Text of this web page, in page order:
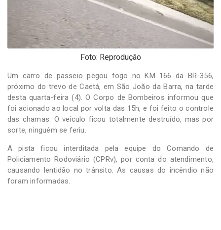
Foto: Reprodução
Um carro de passeio pegou fogo no KM 166 da BR-356,
próximo do trevo de Caetá, em São João da Barra, na tarde
desta quarta-feira (4). O Corpo de Bombeiros informou que
foi acionado ao local por volta das 15h, e foi feito o controle
das chamas. O veículo ficou totalmente destruído, mas por
sorte, ninguém se feriu.
A pista ficou interditada pela equipe do Comando de
Policiamento Rodoviário (CPRv), por conta do atendimento,
causando lentidão no trânsito. As causas do incêndio não
foram informadas.